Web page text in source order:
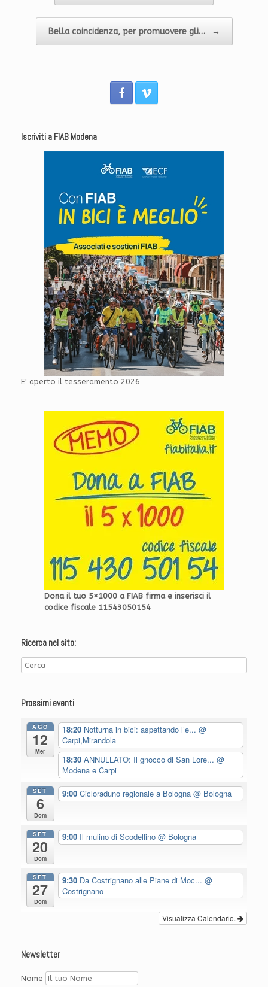
Bella coincidenza, per promuovere gli… →
Iscriviti a FIAB Modena
E' aperto il tesseramento 2026
Dona il tuo 5×1000 a FIAB firma e inserisci il
codice fiscale 11543050154
Ricerca nel sito:
Prossimi eventi
AGO
12
Mer
18:20 Notturna in bici: aspettando l’e... @
Carpi,Mirandola
18:30 ANNULLATO: Il gnocco di San Lore... @
Modena e Carpi
SET
6
Dom
9:00 Cicloraduno regionale a Bologna @ Bologna
SET
20
Dom
9:00 Il mulino di Scodellino @ Bologna
SET
27
Dom
9:30 Da Costrignano alle Piane di Moc... @
Costrignano
Visualizza Calendario.
Newsletter
Nome